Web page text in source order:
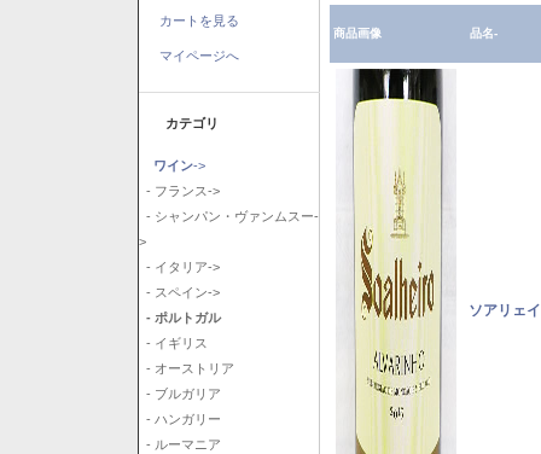
カートを見る
マイページへ
カテゴリ
ワイン->
- フランス->
- シャンパン・ヴァンムスー-
>
- イタリア->
- スペイン->
- ポルトガル
- イギリス
- オーストリア
- ブルガリア
- ハンガリー
- ルーマニア
商品画像 品名-
ソアリェ